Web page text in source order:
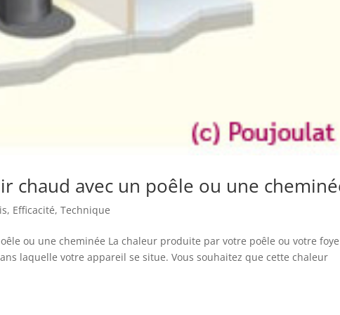
chaud avec un poêle ou une
, Efficacité,Technique
ou une cheminée La chaleur produite par votre poêle ou votre
laquelle votre appareil se situe. Vous souhaitez que cette chaleur